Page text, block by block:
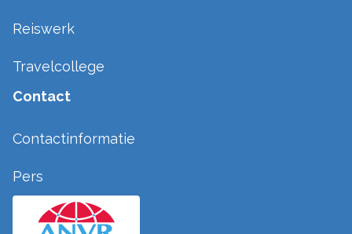
Reiswerk
Travelcollege
Contact
Contactinformatie
Pers